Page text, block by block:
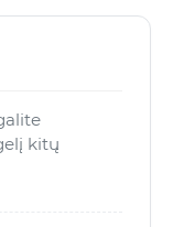
kitų